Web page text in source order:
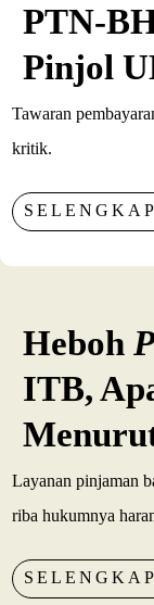
PTN-
Pinjol
Tawaran
kritik.
Heboh
ITB,
Layanan pinjaman
riba hukumnya